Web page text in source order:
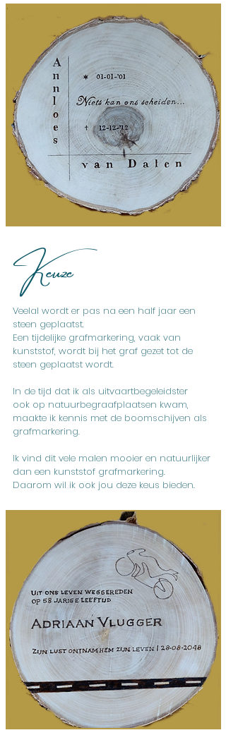
Keuze
Veelal wordt er pas na een half jaar een
steen geplaatst.
Een tijdelijke grafmarkering, vaak van
kunststof, wordt bij het graf gezet tot de
steen geplaatst wordt.
In de tijd dat ik als uitvaartbegeleidster
ook op natuurbegraafplaatsen kwam,
maakte ik kennis met de boomschijven als
grafmarkering.
Ik vind dit vele malen mooier en natuurlijker
dan een kunststof grafmarkering.
Daarom wil ik ook jou deze keus bieden.